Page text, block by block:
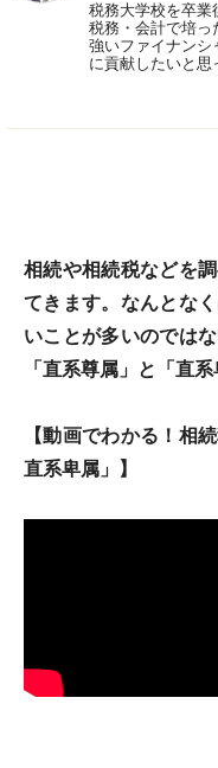
税務大学校を卒業
税務・会計で培っ
強いファイナンシ
に貢献したいと思
相続や相続税などを
てきます。なんとな
いことが多いのでは
「直系尊属」と「直
【動画でわかる！相
直系卑属」】